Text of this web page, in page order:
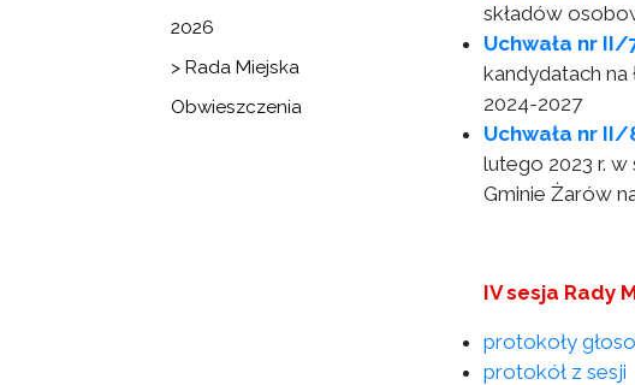
2026
> Rada Miejska
Obwieszczenia
składów
Uchwała nr
kandydatach
2024-2027
Uchwała nr
lutego 2023 r.
Gminie Żarów
IV sesja Rady
protokoły
protokół z sesji